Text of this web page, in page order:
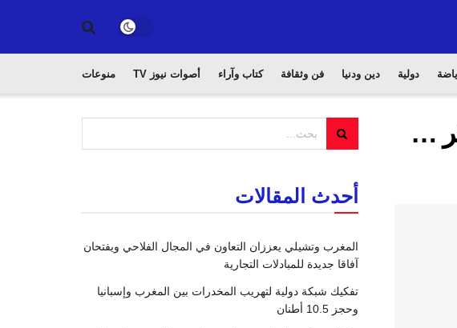
دولية دين ودنيا فن وثقافة كتاب وآراء أصوات نيوز TV منوعات
…
أحدث المقالات
المغرب وتشيلي يعززان التعاون في المجال الفلاحي ويفتحان
آفاقا جديدة للمبادلات التجارية
تفكيك شبكة دولية لتهريب المخدرات بين المغرب وإسبانيا
وحجز 10.5 أطنان